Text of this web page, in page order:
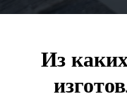
Из